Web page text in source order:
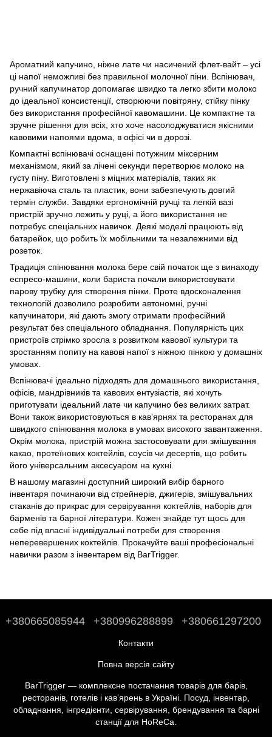
Ароматний капучино, ніжне лате чи насичений флет-вайт – усі
ці напої неможливі без правильної молочної піни. Вспінювач,
ручний капучинатор допомагає швидко та легко збити молоко
до ідеальної консистенції, створюючи повітряну, стійку пінку
без використання професійної кавомашини. Це компактне та
зручне рішення для всіх, хто хоче насолоджуватися якісними
кавовими напоями вдома, в офісі чи в дорозі.
Компактні вспінювачі оснащені потужним міксерним
механізмом, який за лічені секунди перетворює молоко на
густу піну. Виготовлені з міцних матеріалів, таких як
нержавіюча сталь та пластик, вони забезпечують довгий
термін служби. Завдяки ергономічній ручці та легкій вазі
пристрій зручно лежить у руці, а його використання не
потребує спеціальних навичок. Деякі моделі працюють від
батарейок, що робить їх мобільними та незалежними від
розеток.
Традиція спінювання молока бере свій початок ще з винаходу
еспресо-машини, коли бариста почали використовувати
парову трубку для створення пінки. Проте вдосконалення
технологій дозволило розробити автономні, ручні
капучинатори, які дають змогу отримати професійний
результат без спеціального обладнання. Популярність цих
пристроїв стрімко зросла з розвитком кавової культури та
зростанням попиту на кавові напої з ніжною пінкою у домашніх
умовах.
Вспінювачі ідеально підходять для домашнього використання,
офісів, мандрівників та кавових ентузіастів, які хочуть
приготувати ідеальний лате чи капучино без великих затрат.
Вони також використовуються в кав’ярнях та ресторанах для
швидкого спінювання молока в умовах високого завантаження.
Окрім молока, пристрій можна застосовувати для змішування
какао, протеїнових коктейлів, соусів чи десертів, що робить
його універсальним аксесуаром на кухні.
В нашому магазині доступний широкий вибір барного
інвентаря починаючи від стрейнерів, джигерів, змішувальних
стаканів до прикрас для сервірування коктейлів наборів для
барменів та барної літератури . Кожен знайде тут щось для
себе під власні індивідуальні потреби для створення
неперевершених коктейлів. Прокачуйте ваші професіональні
навички разом з інвентарем від BarTrigger.
+380665085944 +380996288899 +380661297200
Контакти
Повна версія сайту
BarTrigger — комплексне постачання товарів для барів,
ресторанів, готелів і кав’ярень в Україні. Посуд, інвентар,
обладнання, інгредієнти, сервірування, брендування та барні
станції для HoReCa.